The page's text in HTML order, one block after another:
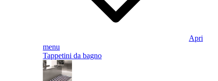
Apri
menu
Tappetini da bagno